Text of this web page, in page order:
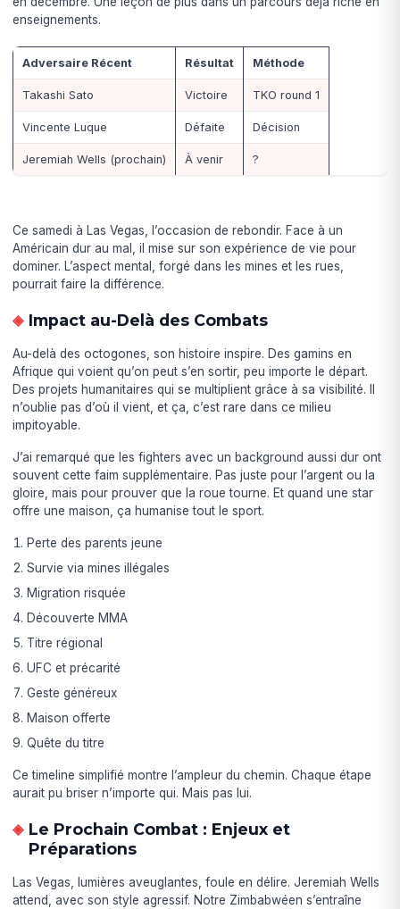
enseignements.
Adversaire Récent Résultat Méthode
Takashi Sato Victoire TKO round 1
Vincente Luque Défaite Décision
Jeremiah Wells (prochain) À venir ?
Ce samedi à Las Vegas, l’occasion de rebondir. Face à un
Américain dur au mal, il mise sur son expérience de vie pour
dominer. L’aspect mental, forgé dans les mines et les rues,
pourrait faire la différence.
Impact au-Delà des Combats
Au-delà des octogones, son histoire inspire. Des gamins en
Afrique qui voient qu’on peut s’en sortir, peu importe le départ.
Des projets humanitaires qui se multiplient grâce à sa visibilité. Il
n’oublie pas d’où il vient, et ça, c’est rare dans ce milieu
impitoyable.
J’ai remarqué que les fighters avec un background aussi dur ont
souvent cette faim supplémentaire. Pas juste pour l’argent ou la
gloire, mais pour prouver que la roue tourne. Et quand une star
offre une maison, ça humanise tout le sport.
Perte des parents jeune
Survie via mines illégales
Migration risquée
Découverte MMA
Titre régional
UFC et précarité
Geste généreux
Maison offerte
Quête du titre
Ce timeline simplifié montre l’ampleur du chemin. Chaque étape
aurait pu briser n’importe qui. Mais pas lui.
Le Prochain Combat : Enjeux et
Préparations
Las Vegas, lumières aveuglantes, foule en délire. Jeremiah Wells
attend, avec son style agressif. Notre Zimbabwéen s’entraîne